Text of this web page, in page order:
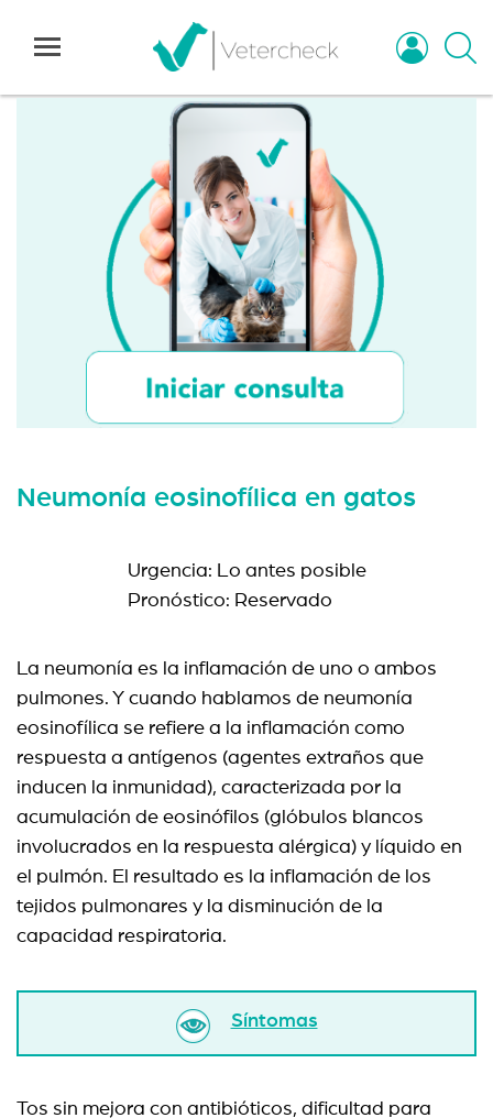
Neumonía eosinofílica en gatos
Urgencia: Lo antes posible
Pronóstico: Reservado
La neumonía es la inflamación de uno o ambos
pulmones. Y cuando hablamos de neumonía
eosinofílica se refiere a la inflamación como
respuesta a antígenos (agentes extraños que
inducen la inmunidad), caracterizada por la
acumulación de eosinófilos (glóbulos blancos
involucrados en la respuesta alérgica) y líquido en
el pulmón. El resultado es la inflamación de los
tejidos pulmonares y la disminución de la
capacidad respiratoria.
Síntomas
Tos sin mejora con antibióticos, dificultad para